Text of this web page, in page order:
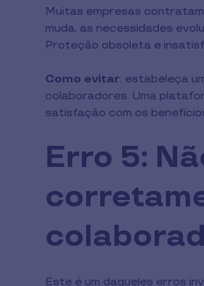
Muitas empresas
muda, as necessidades
Proteção obsoleta e
Como evitar: estabeleça
colaboradores. Uma
satisfação com os
Erro 5:
Este é um daqueles erros